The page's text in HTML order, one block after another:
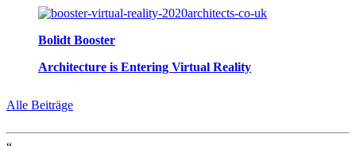
Bolidt Booster
Architecture is Entering Virtual Reality
Alle Beiträge
“